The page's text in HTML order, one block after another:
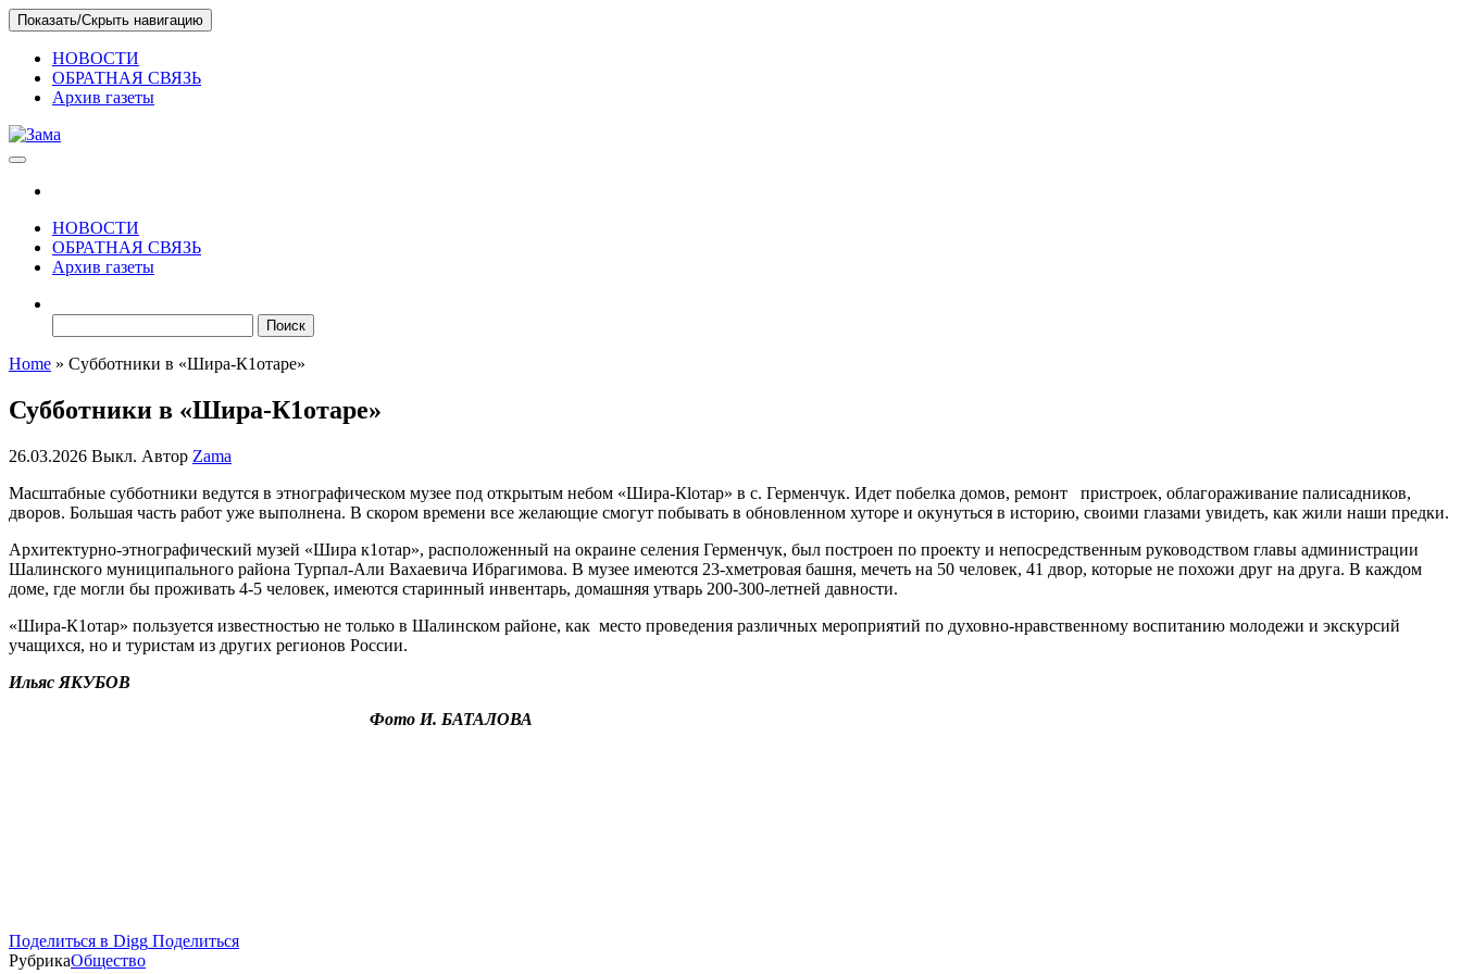
Skip
to
content
Показать/Скрыть навигацию
НОВОСТИ
ОБРАТНАЯ СВЯЗЬ
Архив газеты
НОВОСТИ
ОБРАТНАЯ СВЯЗЬ
Архив газеты
Home » Субботники в «Шира-К1отаре»
Субботники в «Шира-К1отаре»
26.03.2026 Выкл. Автор Zama
Масштабные субботники ведутся в этнографическом музее под открытым небом «Шира-Кlотар» в с. Герменчук. Идет побелка домов, ремонт пристроек, облагораживание палисадников,
дворов. Большая часть работ уже выполнена. В скором времени все желающие смогут побывать в обновленном хуторе и окунуться в историю, своими глазами увидеть, как жили наши предки.
Архитектурно-этнографический музей «Шира к1отар», расположенный на окраине селения Герменчук, был построен по проекту и непосредственным руководством главы администрации
Шалинского муниципального района Турпал-Али Вахаевича Ибрагимова. В музее имеются 23-хметровая башня, мечеть на 50 человек, 41 двор, которые не похожи друг на друга. В каждом
доме, где могли бы проживать 4-5 человек, имеются старинный инвентарь, домашняя утварь 200-300-летней давности.
«Шира-К1отар» пользуется известностью не только в Шалинском районе, как место проведения различных мероприятий по духовно-нравственному воспитанию молодежи и экскурсий
учащихся, но и туристам из других регионов России.
Ильяс ЯКУБОВ
Фото И. БАТАЛОВА
Поделиться в Digg Поделиться
РубрикаОбщество